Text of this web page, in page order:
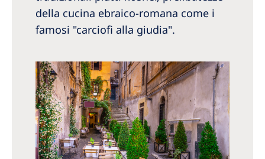
della cucina ebraico-romana come i
famosi "carciofi alla giudia".